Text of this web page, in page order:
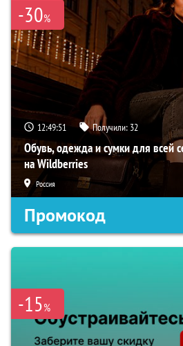
-30%
12:49:50 Получили: 32
Обувь, одежда и сумки для всей
на Wildberries
Россия
Промокод
-15%